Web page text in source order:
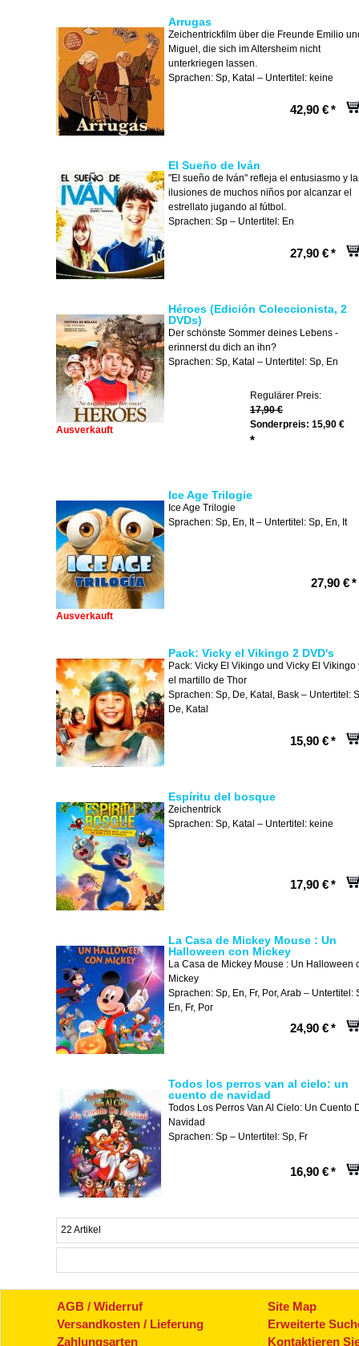
Arrugas
Zeichentrickfilm über die Freunde Emilio
Miguel, die sich im Altersheim nicht
unterkriegen lassen.
Sprachen: Sp, Katal – Untertitel: keine
42,90 €*
El Sueño de Iván
"El sueño de Iván" refleja el entusiasmo y
ilusiones de muchos niños por alcanzar el
estrellato jugando al fútbol.
Sprachen: Sp – Untertitel: En
27,90 €*
Héroes (Edición Coleccionista, 2
DVDs)
Der schönste Sommer deines Lebens -
erinnerst du dich an ihn?
Sprachen: Sp, Katal – Untertitel: Sp, En
Regulärer Preis:
17,90 €
Sonderpreis: 15,90 €
*
Ausverkauft
Ice Age Trilogie
Ice Age Trilogie
Sprachen: Sp, En, It – Untertitel: Sp, En, It
27,90 €*
Ausverkauft
Pack: Vicky el Vikingo 2 DVD's
Pack: Vicky El Vikingo und Vicky El Vikingo
el martillo de Thor
Sprachen: Sp, De, Katal, Bask – Untertitel:
De, Katal
15,90 €*
Espíritu del bosque
Zeichentrick
Sprachen: Sp, Katal – Untertitel: keine
17,90 €*
La Casa de Mickey Mouse : Un
Halloween con Mickey
La Casa de Mickey Mouse : Un Halloween
Mickey
Sprachen: Sp, En, Fr, Por, Arab – Untertitel:
En, Fr, Por
24,90 €*
Todos los perros van al cielo: un
cuento de navidad
Todos Los Perros Van Al Cielo: Un Cuento
Navidad
Sprachen: Sp – Untertitel: Sp, Fr
16,90 €*
22 Artikel
AGB / Widerruf
Versandkosten / Lieferung
Zahlungsarten
Site Map
Erweiterte
Kontaktieren